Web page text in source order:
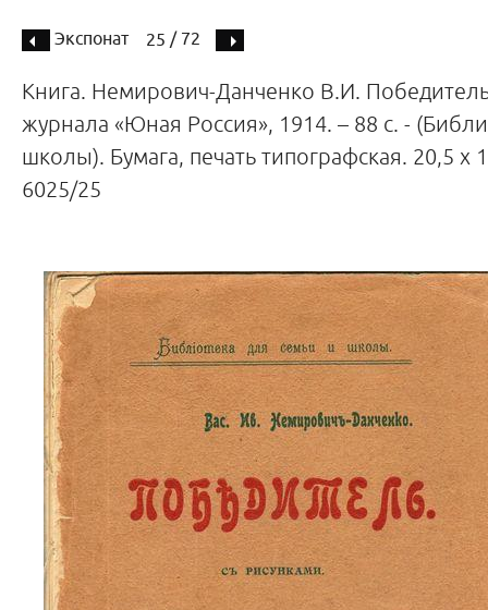
Экспонат 25 / 72
Книга. Немирович-Данченко В.И.
журнала «Юная Россия», 1914. – 88 с. -
школы). Бумага, печать типографская. 20,5 х
6025/25